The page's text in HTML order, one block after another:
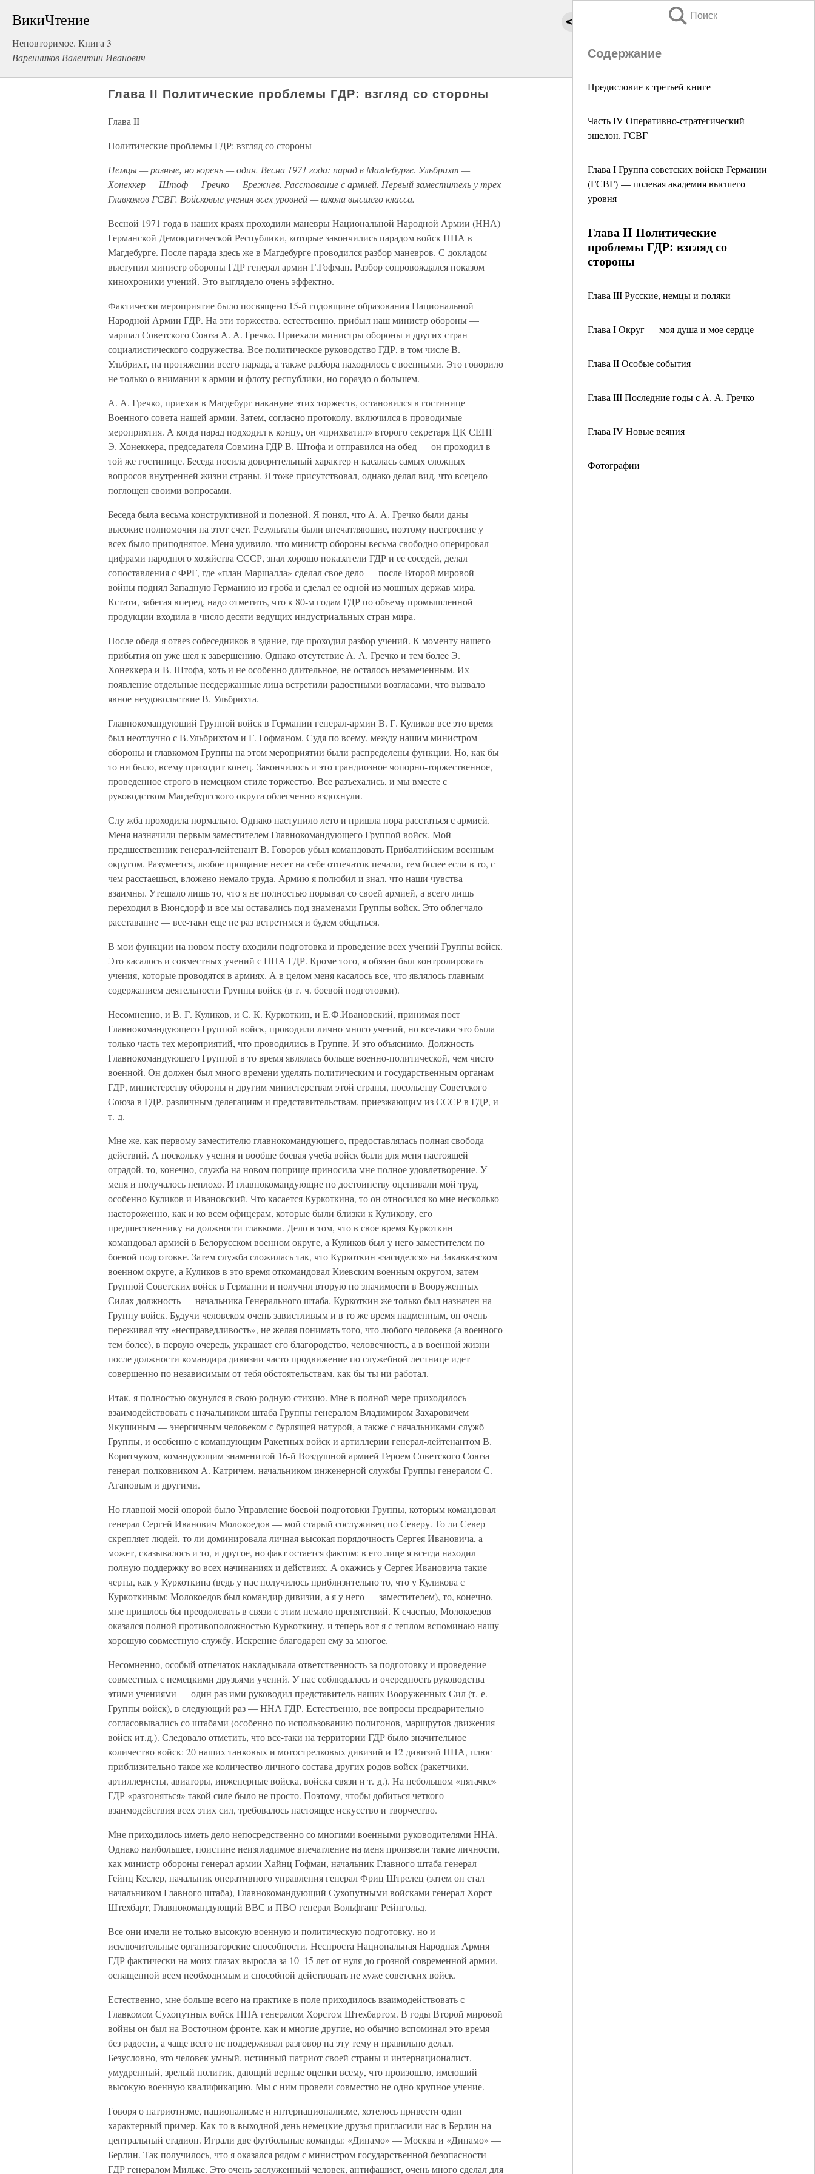
ВикиЧтение
Неповторимое. Книга 3
Варенников Валентин Иванович
Поиск
Содержание
Предисловие к третьей книге
Часть IV Оперативно-стратегический
эшелон. ГСВГ
Глава I Группа советских войскв Германии
(ГСВГ) — полевая академия высшего
уровня
Глава II Политические
проблемы ГДР: взгляд со
стороны
Глава III Русские, немцы и поляки
Глава I Округ — моя душа и мое сердце
Глава II Особые события
Глава III Последние годы с А. А. Гречко
Глава IV Новые веяния
Фотографии
Глава II Политические проблемы ГДР: взгляд со стороны
Глава II
Политические проблемы ГДР: взгляд со стороны
Немцы — разные, но корень — один. Весна 1971 года: парад в Магдебурге. Ульбрихт —
Хонеккер — Штоф — Гречко — Брежнев. Расставание с армией. Первый заместитель у трех
Главкомов ГСВГ. Войсковые учения всех уровней — школа высшего класса.
Весной 1971 года в наших краях проходили маневры Национальной Народной Армии (ННА)
Германской Демократической Республики, которые закончились парадом войск ННА в
Магдебурге. После парада здесь же в Магдебурге проводился разбор маневров. С докладом
выступил министр обороны ГДР генерал армии Г.Гофман. Разбор сопровождался показом
кинохроники учений. Это выглядело очень эффектно.
Фактически мероприятие было посвящено 15-й годовщине образования Национальной
Народной Армии ГДР. На эти торжества, естественно, прибыл наш министр обороны —
маршал Советского Союза А. А. Гречко. Приехали министры обороны и других стран
социалистического содружества. Все политическое руководство ГДР, в том числе В.
Ульбрихт, на протяжении всего парада, а также разбора находилось с военными. Это говорило
не только о внимании к армии и флоту республики, но гораздо о большем.
А. А. Гречко, приехав в Магдебург накануне этих торжеств, остановился в гостинице
Военного совета нашей армии. Затем, согласно протоколу, включился в проводимые
мероприятия. А когда парад подходил к концу, он «прихватил» второго секретаря ЦК СЕПГ
Э. Хонеккера, председателя Совмина ГДР В. Штофа и отправился на обед — он проходил в
той же гостинице. Беседа носила доверительный характер и касалась самых сложных
вопросов внутренней жизни страны. Я тоже присутствовал, однако делал вид, что всецело
поглощен своими вопросами.
Беседа была весьма конструктивной и полезной. Я понял, что А. А. Гречко были даны
высокие полномочия на этот счет. Результаты были впечатляющие, поэтому настроение у
всех было приподнятое. Меня удивило, что министр обороны весьма свободно оперировал
цифрами народного хозяйства СССР, знал хорошо показатели ГДР и ее соседей, делал
сопоставления с ФРГ, где «план Маршалла» сделал свое дело — после Второй мировой
войны поднял Западную Германию из гроба и сделал ее одной из мощных держав мира.
Кстати, забегая вперед, надо отметить, что к 80-м годам ГДР по объему промышленной
продукции входила в число десяти ведущих индустриальных стран мира.
После обеда я отвез собеседников в здание, где проходил разбор учений. К моменту нашего
прибытия он уже шел к завершению. Однако отсутствие А. А. Гречко и тем более Э.
Хонеккера и В. Штофа, хоть и не особенно длительное, не осталось незамеченным. Их
появление отдельные несдержанные лица встретили радостными возгласами, что вызвало
явное неудовольствие В. Ульбрихта.
Главнокомандующий Группой войск в Германии генерал-армии В. Г. Куликов все это время
был неотлучно с В.Ульбрихтом и Г. Гофманом. Судя по всему, между нашим министром
обороны и главкомом Группы на этом мероприятии были распределены функции. Но, как бы
то ни было, всему приходит конец. Закончилось и это грандиозное чопорно-торжественное,
проведенное строго в немецком стиле торжество. Все разъехались, и мы вместе с
руководством Магдебургского округа облегченно вздохнули.
Слу жба проходила нормально. Однако наступило лето и пришла пора расстаться с армией.
Меня назначили первым заместителем Главнокомандующего Группой войск. Мой
предшественник генерал-лейтенант В. Говоров убыл командовать Прибалтийским военным
округом. Разумеется, любое прощание несет на себе отпечаток печали, тем более если в то, с
чем расстаешься, вложено немало труда. Армию я полюбил и знал, что наши чувства
взаимны. Утешало лишь то, что я не полностью порывал со своей армией, а всего лишь
переходил в Вюнсдорф и все мы оставались под знаменами Группы войск. Это облегчало
расставание — все-таки еще не раз встретимся и будем общаться.
В мои функции на новом посту входили подготовка и проведение всех учений Группы войск.
Это касалось и совместных учений с ННА ГДР. Кроме того, я обязан был контролировать
учения, которые проводятся в армиях. А в целом меня касалось все, что являлось главным
содержанием деятельности Группы войск (в т. ч. боевой подготовки).
Несомненно, и В. Г. Куликов, и С. К. Куркоткин, и Е.Ф.Ивановский, принимая пост
Главнокомандующего Группой войск, проводили лично много учений, но все-таки это была
только часть тех мероприятий, что проводились в Группе. И это объяснимо. Должность
Главнокомандующего Группой в то время являлась больше военно-политической, чем чисто
военной. Он должен был много времени уделять политическим и государственным органам
ГДР, министерству обороны и другим министерствам этой страны, посольству Советского
Союза в ГДР, различным делегациям и представительствам, приезжающим из СССР в ГДР, и
т. д.
Мне же, как первому заместителю главнокомандующего, предоставлялась полная свобода
действий. А поскольку учения и вообще боевая учеба войск были для меня настоящей
отрадой, то, конечно, служба на новом поприще приносила мне полное удовлетворение. У
меня и получалось неплохо. И главнокомандующие по достоинству оценивали мой труд,
особенно Куликов и Ивановский. Что касается Куркоткина, то он относился ко мне несколько
настороженно, как и ко всем офицерам, которые были близки к Куликову, его
предшественнику на должности главкома. Дело в том, что в свое время Куркоткин
командовал армией в Белорусском военном округе, а Куликов был у него заместителем по
боевой подготовке. Затем служба сложилась так, что Куркоткин «засиделся» на Закавказском
военном округе, а Куликов в это время откомандовал Киевским военным округом, затем
Группой Советских войск в Германии и получил вторую по значимости в Вооруженных
Силах должность — начальника Генерального штаба. Куркоткин же только был назначен на
Группу войск. Будучи человеком очень завистливым и в то же время надменным, он очень
переживал эту «несправедливость», не желая понимать того, что любого человека (а военного
тем более), в первую очередь, украшает его благородство, человечность, а в военной жизни
после должности командира дивизии часто продвижение по служебной лестнице идет
совершенно по независимым от тебя обстоятельствам, как бы ты ни работал.
Итак, я полностью окунулся в свою родную стихию. Мне в полной мере приходилось
взаимодействовать с начальником штаба Группы генералом Владимиром Захаровичем
Якушиным — энергичным человеком с бурлящей натурой, а также с начальниками служб
Группы, и особенно с командующим Ракетных войск и артиллерии генерал-лейтенантом В.
Коритчуком, командующим знаменитой 16-й Воздушной армией Героем Советского Союза
генерал-полковником А. Катричем, начальником инженерной службы Группы генералом С.
Агановым и другими.
Но главной моей опорой было Управление боевой подготовки Группы, которым командовал
генерал Сергей Иванович Молокоедов — мой старый сослуживец по Северу. То ли Север
скрепляет людей, то ли доминировала личная высокая порядочность Сергея Ивановича, а
может, сказывалось и то, и другое, но факт остается фактом: в его лице я всегда находил
полную поддержку во всех начинаниях и действиях. А окажись у Сергея Ивановича такие
черты, как у Куркоткина (ведь у нас получилось приблизительно то, что у Куликова с
Куркоткиным: Молокоедов был командир дивизии, а я у него — заместителем), то, конечно,
мне пришлось бы преодолевать в связи с этим немало препятствий. К счастью, Молокоедов
оказался полной противоположностью Куркоткину, и теперь вот я с теплом вспоминаю нашу
хорошую совместную службу. Искренне благодарен ему за многое.
Несомненно, особый отпечаток накладывала ответственность за подготовку и проведение
совместных с немецкими друзьями учений. У нас соблюдалась и очередность руководства
этими учениями — один раз ими руководил представитель наших Вооруженных Сил (т. е.
Группы войск), в следующий раз — ННА ГДР. Естественно, все вопросы предварительно
согласовывались со штабами (особенно по использованию полигонов, маршрутов движения
войск ит.д.). Следовало отметить, что все-таки на территории ГДР было значительное
количество войск: 20 наших танковых и мотострелковых дивизий и 12 дивизий ННА, плюс
приблизительно такое же количество личного состава других родов войск (ракетчики,
артиллеристы, авиаторы, инженерные войска, войска связи и т. д.). На небольшом «пятачке»
ГДР «разгоняться» такой силе было не просто. Поэтому, чтобы добиться четкого
взаимодействия всех этих сил, требовалось настоящее искусство и творчество.
Мне приходилось иметь дело непосредственно со многими военными руководителями ННА.
Однако наибольшее, поистине неизгладимое впечатление на меня произвели такие личности,
как министр обороны генерал армии Хайнц Гофман, начальник Главного штаба генерал
Гейнц Кеслер, начальник оперативного управления генерал Фриц Штрелец (затем он стал
начальником Главного штаба), Главнокомандующий Сухопутными войсками генерал Хорст
Штехбарт, Главнокомандующий ВВС и ПВО генерал Вольфганг Рейнгольд.
Все они имели не только высокую военную и политическую подготовку, но и
исключительные организаторские способности. Неспроста Национальная Народная Армия
ГДР фактически на моих глазах выросла за 10–15 лет от нуля до грозной современной армии,
оснащенной всем необходимым и способной действовать не хуже советских войск.
Естественно, мне больше всего на практике в поле приходилось взаимодействовать с
Главкомом Сухопутных войск ННА генералом Хорстом Штехбартом. В годы Второй мировой
войны он был на Восточном фронте, как и многие другие, но обычно вспоминал это время
без радости, а чаще всего не поддерживал разговор на эту тему и правильно делал.
Безусловно, это человек умный, истинный патриот своей страны и интернационалист,
умудренный, зрелый политик, дающий верные оценки всему, что произошло, имеющий
высокую военную квалификацию. Мы с ним провели совместно не одно крупное учение.
Говоря о патриотизме, национализме и интернационализме, хотелось привести один
характерный пример. Как-то в выходной день немецкие друзья пригласили нас в Берлин на
центральный стадион. Играли две футбольные команды: «Динамо» — Москва и «Динамо» —
Берлин. Так получилось, что я оказался рядом с министром государственной безопасности
ГДР генералом Мильке. Это очень заслуженный человек, антифашист, очень много сделал для